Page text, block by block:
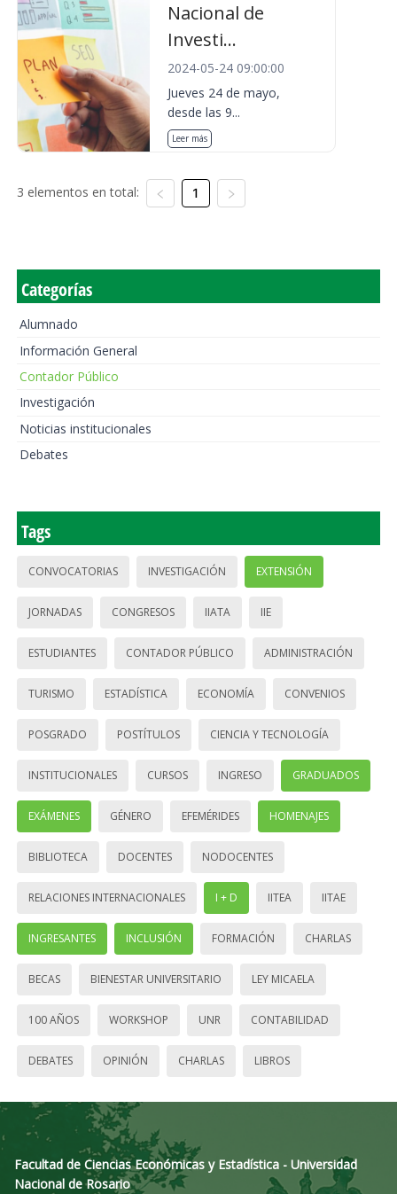
Nacional de
Investi...
2024-05-24 09:00:00
Jueves 24 de mayo,
desde las 9...
Leer más
3 elementos en total: 1
Categorías
Alumnado
Información General
Contador Público
Investigación
Noticias institucionales
Debates
Tags
CONVOCATORIAS INVESTIGACIÓN EXTENSIÓN
JORNADAS CONGRESOS IIATA IIE
ESTUDIANTES CONTADOR PÚBLICO ADMINISTRACIÓN
TURISMO ESTADÍSTICA ECONOMÍA CONVENIOS
POSGRADO POSTÍTULOS CIENCIA Y TECNOLOGÍA
INSTITUCIONALES CURSOS INGRESO GRADUADOS
EXÁMENES GÉNERO EFEMÉRIDES HOMENAJES
BIBLIOTECA DOCENTES NODOCENTES
RELACIONES INTERNACIONALES I + D IITEA IITAE
INGRESANTES INCLUSIÓN FORMACIÓN CHARLAS
BECAS BIENESTAR UNIVERSITARIO LEY MICAELA
100 AÑOS WORKSHOP UNR CONTABILIDAD
DEBATES OPINIÓN CHARLAS LIBROS
Facultad de Ciencias Económicas y Estadística - Universidad
Nacional de Rosario